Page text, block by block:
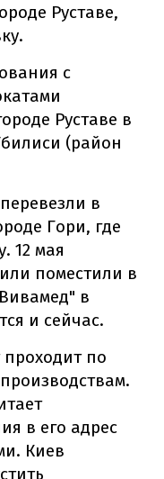
Руставе,
с
Руставе в
(район
в
Гори, где
12 мая
поместили в
в
и сейчас.
проходит по
в его адрес
Киев